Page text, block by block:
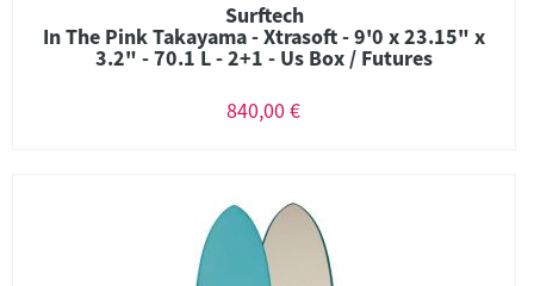
Surftech
In The Pink Takayama - Xtrasoft - 9'0 x 23.15" x
3.2" - 70.1 L - 2+1 - Us Box / Futures
840,00 €